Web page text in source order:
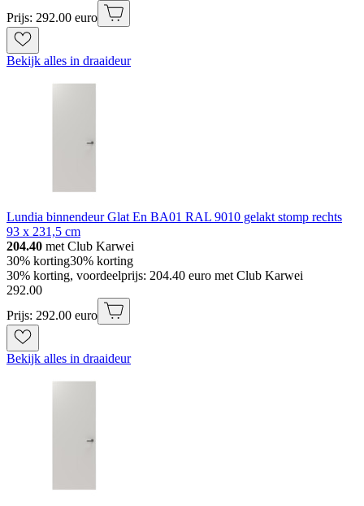
Prijs: 292.00 euro
Bekijk alles in draaideur
Lundia binnendeur Glat En BA01 RAL 9010 gelakt stomp rechts
93 x 231,5 cm
204.40 met Club Karwei
30% korting30% korting
30% korting, voordeelprijs: 204.40 euro met Club Karwei
292.00
Prijs: 292.00 euro
Bekijk alles in draaideur